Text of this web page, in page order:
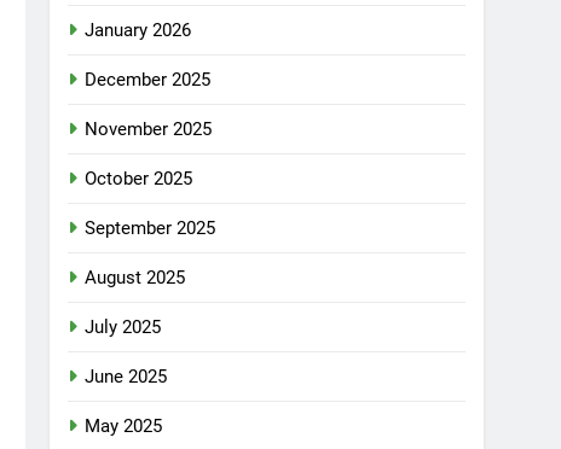
January 2026
December 2025
November 2025
October 2025
September 2025
August 2025
July 2025
June 2025
May 2025